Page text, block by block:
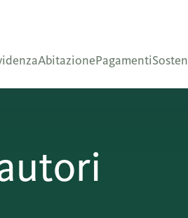
AbitazionePagamenti